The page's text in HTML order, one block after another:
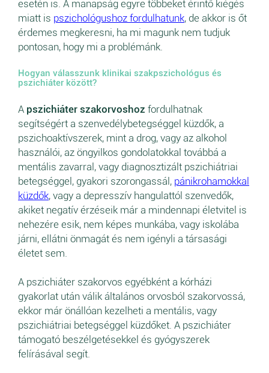
esetén is. A manapság egyre többeket érintő kiégés
miatt is pszichológushoz fordulhatunk, de akkor is őt
érdemes megkeresni, ha mi magunk nem tudjuk
pontosan, hogy mi a problémánk.
Hogyan válasszunk klinikai szakpszichológus és
pszichiáter között?
A pszichiáter szakorvoshoz fordulhatnak
segítségért a szenvedélybetegséggel küzdők, a
pszichoaktívszerek, mint a drog, vagy az alkohol
használói, az öngyilkos gondolatokkal továbbá a
mentális zavarral, vagy diagnosztizált pszichiátriai
betegséggel, gyakori szorongassál, pánikrohamokkal
küzdők, vagy a depresszív hangulattól szenvedők,
akiket negatív érzéseik már a mindennapi életvitel is
nehezére esik, nem képes munkába, vagy iskolába
járni, ellátni önmagát és nem igényli a társasági
életet sem.
A pszichiáter szakorvos egyébként a kórházi
gyakorlat után válik általános orvosból szakorvossá,
ekkor már önállóan kezelheti a mentális, vagy
pszichiátriai betegséggel küzdőket. A pszichiáter
támogató beszélgetésekkel és gyógyszerek
felírásával segít.